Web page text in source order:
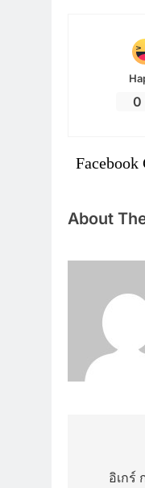
0
Facebook
About
อิเกร์